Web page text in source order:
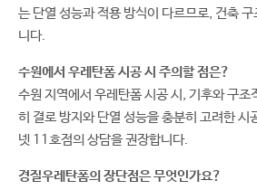
는 단열 성능과 적용 방식이 다르므로, 건축
니다.
수원에서 우레탄폼 시공 시 주의할 점은?
수원 지역에서 우레탄폼 시공 시, 기후와 구조
히 결로 방지와 단열 성능을 충분히 고려한 시
넷 11호점의 상담을 권장합니다.
경질우레탄폼의 장단점은 무엇인가요?